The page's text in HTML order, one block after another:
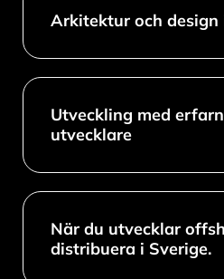
Arkitektur och design
Utveckling med
utvecklare
När du utvecklar
distribuera i Sverige.